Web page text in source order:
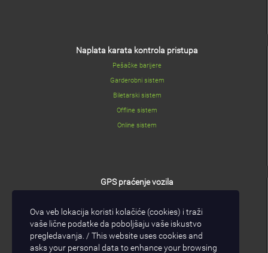
Naplata karata kontrola pristupa
Pešačke barijere
Garderobni sistem
Biletarski sistem
Offline sistem
Online sistem
GPS praćenje vozila
I/O modul
GPS/GPRS software
Ova veb lokacija koristi kolačiće (cookies) i traži
vaše lične podatke da poboljšaju vaše iskustvo
pregledavanja. / This website uses cookies and
asks your personal data to enhance your browsing